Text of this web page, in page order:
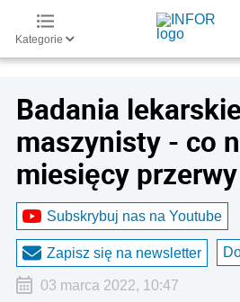
Kategorie
Badania
maszynisty - co
miesięcy przerwy
Subskrybuj nas na Youtube
Zapisz się na newsletter
03 marca 2022, 10:47